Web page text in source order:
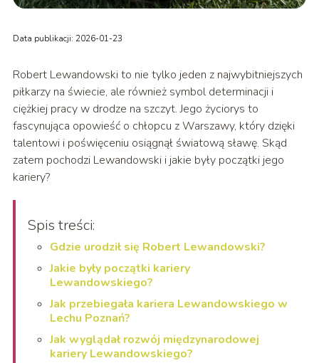
Data publikacji: 2026-01-23
Robert Lewandowski to nie tylko jeden z najwybitniejszych
piłkarzy na świecie, ale również symbol determinacji i
ciężkiej pracy w drodze na szczyt. Jego życiorys to
fascynująca opowieść o chłopcu z Warszawy, który dzięki
talentowi i poświęceniu osiągnął światową sławę. Skąd
zatem pochodzi Lewandowski i jakie były początki jego
kariery?
Spis treści:
Gdzie urodził się Robert Lewandowski?
Jakie były początki kariery
Lewandowskiego?
Jak przebiegała kariera Lewandowskiego w
Lechu Poznań?
Jak wyglądał rozwój międzynarodowej
kariery Lewandowskiego?